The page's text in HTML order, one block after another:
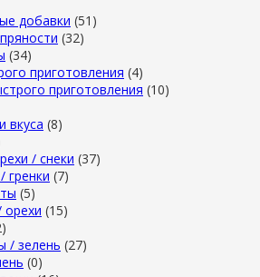
добавки (51)
(32)
(34)
приготовления (4)
приготовления (10)
вкуса (8)
/ снеки (37)
гренки (7)
(5)
орехи (15)
/ зелень (27)
(0)